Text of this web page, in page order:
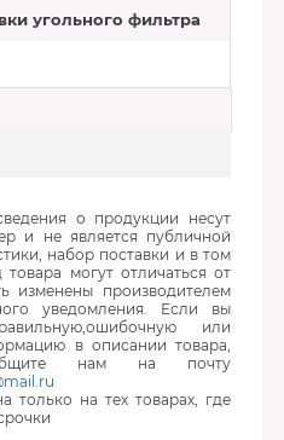
угольного фильтра
о продукции несут
и не является публичной
набор поставки и в том
могут отличаться от
изменены производителем
уведомления. Если вы
или
в описании товара,
нам на почту
только на тех товарах, где